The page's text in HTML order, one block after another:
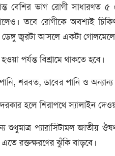
বেশির ভাগ রোগী
তবে রোগীকে অবশ্যই
জ্বরটা আসলে একটা
পর্যন্ত বিশ্রামে থাকতে হবে।
পানি, শরবত, ডাবের পানি ও
হলে শিরাপথে স্যালাইন
শুধুমাত্র প্যারাসিটামল জাতীয়
এতে রক্তক্ষরণের ঝুঁকি বাড়বে।